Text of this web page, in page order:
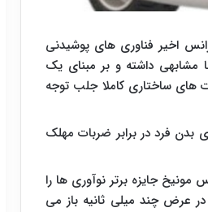
اخیر فناوری های پوشیدنی
مشابهی داشته و بر مبنای یک
های ساختاری کاملا جلب توجه
فرد در برابر ضربات مهلک
مونیخ جایزه برتر نوآوری ها را
عرض چند میلی ثانیه باز می